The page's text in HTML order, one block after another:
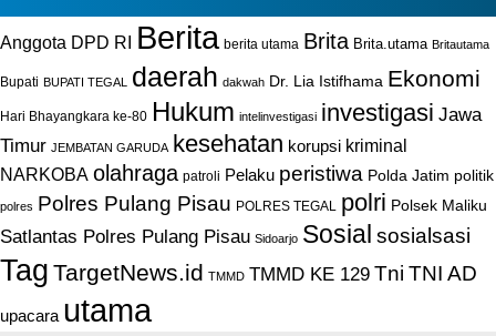
Anggota DPD RI Berita berita utama Brita Brita.utama Britautama
Bupati BUPATI TEGAL daerah dakwah Dr. Lia Istifhama Ekonomi
Hari Bhayangkara ke-80 Hukum intelinvestigasi investigasi Jawa
Timur JEMBATAN GARUDA kesehatan korupsi kriminal
NARKOBA olahraga patroli Pelaku peristiwa Polda Jatim politik
polres Polres Pulang Pisau POLRES TEGAL polri Polsek Maliku
Satlantas Polres Pulang Pisau Sidoarjo Sosial sosialsasi
Tag TargetNews.id TMMD TMMD KE 129 Tni TNI AD
upacara utama